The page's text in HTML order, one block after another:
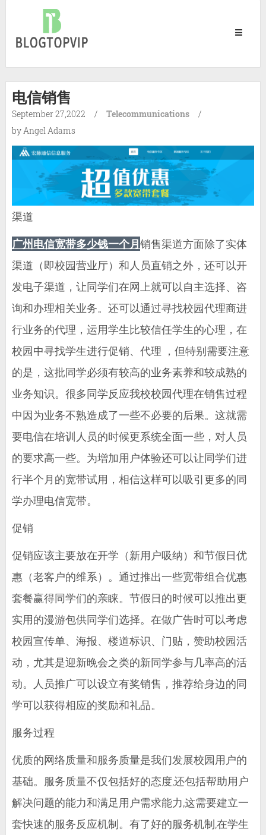
Blog
电信销售
September 27,2022 / Telecommunications
/
by Angel Adams
渠道
广州电信宽带多少钱一个月销售渠道方面除了实体
渠道（即校园营业厅）和人员直销之外，还可以开
发电子渠道，让同学们在网上就可以自主选择、咨
询和办理相关业务。还可以通过寻找校园代理商进
行业务的代理，运用学生比较信任学生的心理，在
校园中寻找学生进行促销、代理 ，但特别需要注意
的是，这批同学必须有较高的业务素养和较成熟的
业务知识。很多同学反应我校校园代理在销售过程
中因为业务不熟造成了一些不必要的后果。这就需
要电信在培训人员的时候更系统全面一些，对人员
的要求高一些。为增加用户体验还可以让同学们进
行半个月的宽带试用，相信这样可以吸引更多的同
学办理电信宽带。
促销
促销应该主要放在开学（新用户吸纳）和节假日优
惠（老客户的维系）。通过推出一些宽带组合优惠
套餐赢得同学们的亲睐。节假日的时候可以推出更
实用的漫游包供同学们选择。在做广告时可以考虑
校园宣传单、海报、楼道标识、门贴，赞助校园活
动，尤其是迎新晚会之类的新同学参与几率高的活
动。人员推广可以设立有奖销售，推荐给身边的同
学可以获得相应的奖励和礼品。
服务过程
优质的网络质量和服务质量是我们发展校园用户的
基础。服务质量不仅包括好的态度,还包括帮助用户
解决问题的能力和满足用户需求能力,这需要建立一
套快速的服务反应机制。有了好的服务机制,在学生